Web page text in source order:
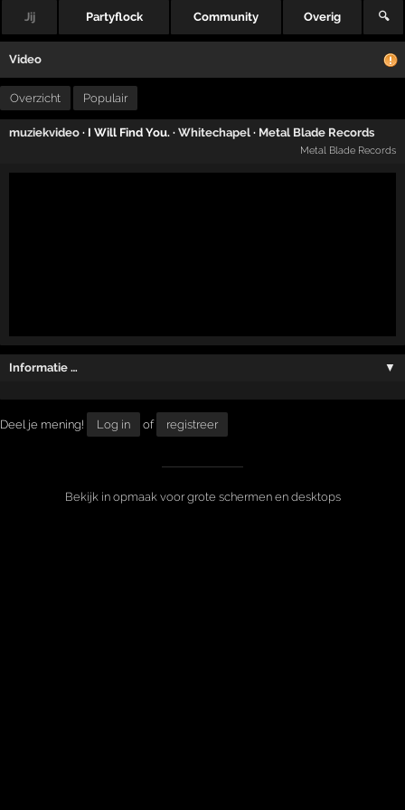
Jij Partyflock Community Overig 🔍
Video
Overzicht Populair
muziekvideo · I Will Find You. ·Whitechapel · Metal Blade Records
Metal Blade Records
Informatie … ▼
Deel je mening! Log in of registreer
Bekijk in opmaak voor grote schermen en desktops